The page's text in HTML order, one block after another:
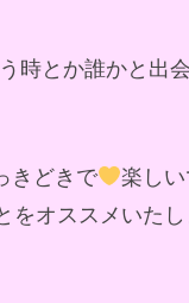
時とか誰かと出
きどきで
楽しい
オススメいたし